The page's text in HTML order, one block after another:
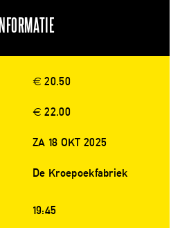
INFORMATIE
€ 20.50
€ 22.00
ZA 18 OKT 2025
De Kroepoekfabriek
19:45